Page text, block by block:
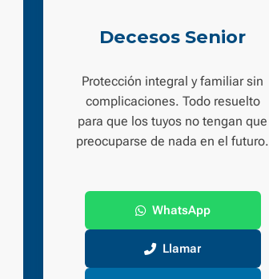
Decesos Senior
Protección integral y familiar sin
complicaciones. Todo resuelto
para que los tuyos no tengan que
preocuparse de nada en el futuro.
WhatsApp
Llamar